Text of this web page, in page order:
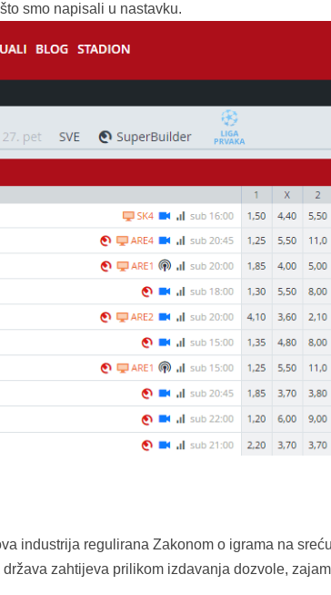
smo napisali u nastavku.
industrija regulirana Zakonom o igrama na
zahtijeva prilikom izdavanja dozvole,